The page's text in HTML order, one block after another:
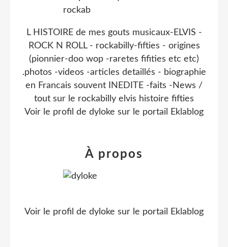
L HISTOIRE de mes gouts musicaux-ELVIS -
ROCK N ROLL - rockabilly-fifties - origines
(pionnier-doo wop -raretes fifities etc etc)
.photos -videos -articles detaillés - biographie
en Francais souvent INEDITE -faits -News /
tout sur le rockabilly elvis histoire fifties
Voir le profil de dyloke sur le portail Eklablog
À propos
Voir le profil de dyloke sur le portail Eklablog